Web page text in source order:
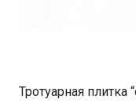
Тротуарная плитка